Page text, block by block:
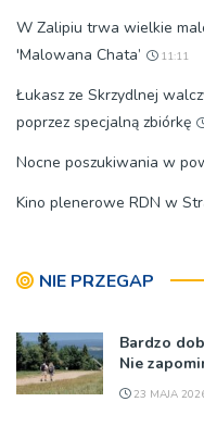
W Zalipiu trwa wielkie
'Malowana Chata’
11:11
Łukasz ze Skrzydlnej
poprzez specjalną zbiórkę
Nocne poszukiwania w
Kino plenerowe RDN w
NIE PRZEGAP
Bardzo
Nie
23 MAJA